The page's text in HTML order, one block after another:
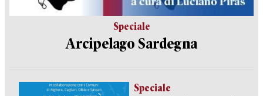
Speciale
Arcipelago Sardegna
Speciale